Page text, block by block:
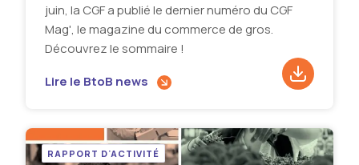
juin, la CGF a publié le dernier numéro du CGF
Mag', le magazine du commerce de gros.
Découvrez le sommaire !
Lire le BtoB news
RAPPORT D'ACTIVITÉ